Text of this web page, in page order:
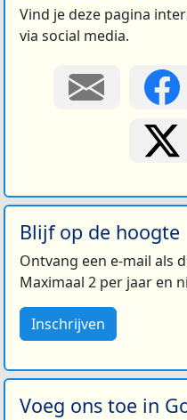
Vind je deze pagina
via social media.
Blijf op de hoogte
Ontvang een e-mail als
Maximaal 2 per jaar en
Inschrijven
Voeg ons toe in